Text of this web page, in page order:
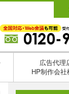
広告代理
HP制作会社